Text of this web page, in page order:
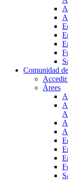
Comunidad
Àrees